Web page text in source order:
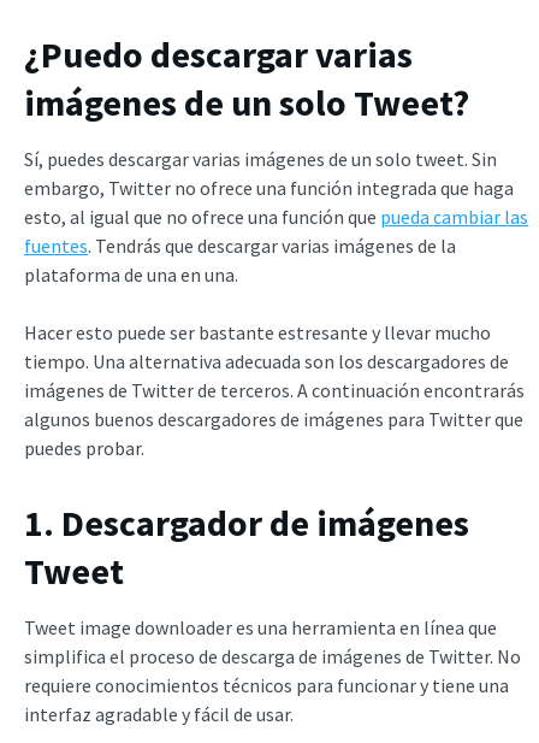
¿Puedo descargar varias
imágenes de un solo Tweet?
Sí, puedes descargar varias imágenes de un solo tweet. Sin
embargo, Twitter no ofrece una función integrada que haga
esto, al igual que no ofrece una función que pueda cambiar las
fuentes. Tendrás que descargar varias imágenes de la
plataforma de una en una.
Hacer esto puede ser bastante estresante y llevar mucho
tiempo. Una alternativa adecuada son los descargadores de
imágenes de Twitter de terceros. A continuación encontrarás
algunos buenos descargadores de imágenes para Twitter que
puedes probar.
1. Descargador de imágenes
Tweet
Tweet image downloader es una herramienta en línea que
simplifica el proceso de descarga de imágenes de Twitter. No
requiere conocimientos técnicos para funcionar y tiene una
interfaz agradable y fácil de usar.